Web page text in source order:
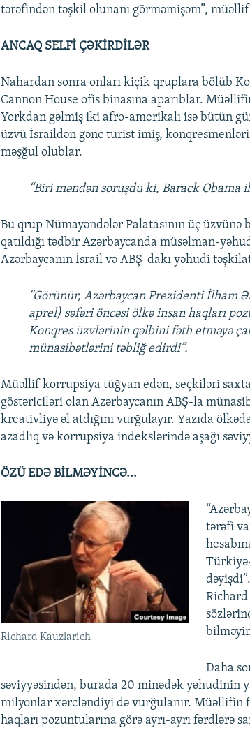
tərəfindən təşkil olunanı görməmişəm”, müəllif
ANCAQ SELFİ ÇƏKİRDİLƏR
Nahardan sonra onları kiçik qruplara bölüb
Cannon House ofis binasına aparıblar.
Yorkdan gəlmiş iki afro-amerikalı isə bütün
üzvü İsraildən gənc turist imiş,
məşğul olublar.
“Biri məndən soruşdu ki, Barack Obama
Bu qrup Nümayəndələr Palatasının üç
qatıldığı tədbir Azərbaycanda müsəlman-
Azərbaycanın İsrail və ABŞ-dakı yəhudi
“Görünür, Azərbaycan Prezidenti İlham
aprel) səfəri öncəsi ölkə insan haqları
Konqres üzvlərinin qəlbini fəth etməyə
münasibətlərini təbliğ edirdi”.
Müəllif korrupsiya tüğyan edən, seçkiləri
göstəriciləri olan Azərbaycanın ABŞ-la
kreativliyə əl atdığını vurğulayır. Yazıda
azadlıq və korrupsiya indekslərində aşağı
ÖZÜ EDƏ BİLMƏYİNCƏ...
Richard Kauzlarich
tərəfi
Daha
səviyyəsindən, burada 20 minədək yəhudinin
milyonlar xərcləndiyi də vurğulanır. Müəllifin
haqları pozuntularına görə ayrı-ayrı fərdlərə